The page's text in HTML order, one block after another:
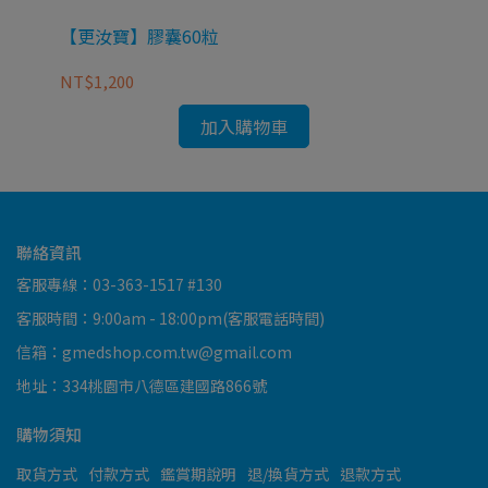
【更汝寶】膠囊60粒
NT$1,200
加入購物車
聯絡資訊
客服專線：03-363-1517 #130
客服時間：9:00am - 18:00pm(客服電話時間)
信箱：gmedshop.com.tw@gmail.com
地址：334桃園市八德區建國路866號
購物須知
取貨方式 付款方式 鑑賞期說明 退/換貨方式 退款方式